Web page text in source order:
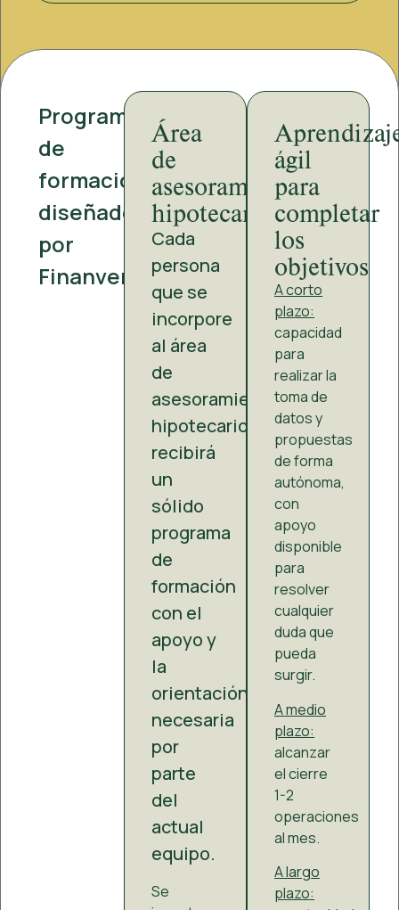
Programa
de
formación
diseñado
por
Finanversal:
Área
de
asesoramiento
hipotecario
Cada
persona
que se
incorpore
al área
de
asesoramiento
hipotecario
recibirá
un
sólido
programa
de
formación
con el
apoyo y
la
orientación
necesaria
por
parte
del
actual
equipo.
Se
ágil
para
completar
los
objetivos
A corto
plazo:
capacidad
para
realizar la
toma de
datos y
propuestas
de forma
autónoma,
con
apoyo
disponible
para
resolver
cualquier
duda que
pueda
surgir.
A medio
plazo:
alcanzar
el cierre
1-2
operaciones
al mes.
A largo
plazo: